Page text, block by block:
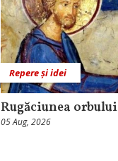
Repere și idei
Rugăciunea orbului
05 Aug, 2026